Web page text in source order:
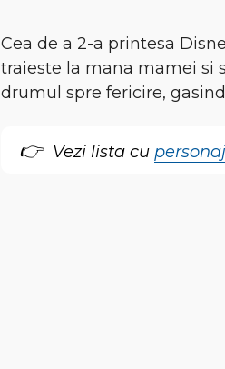
Cea de a 2-a printesa
traieste la mana mamei si
drumul spre fericire,
Vezi lista cu